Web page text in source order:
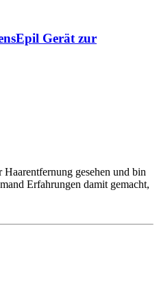
Gerät zur
gesehen und bin
Erfahrungen damit gemacht,